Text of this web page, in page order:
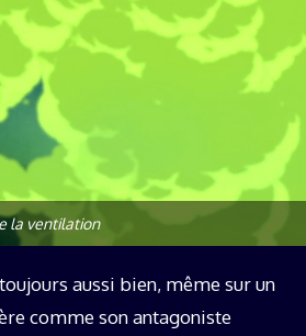
la ventilation
aussi bien, même sur un
comme son antagoniste